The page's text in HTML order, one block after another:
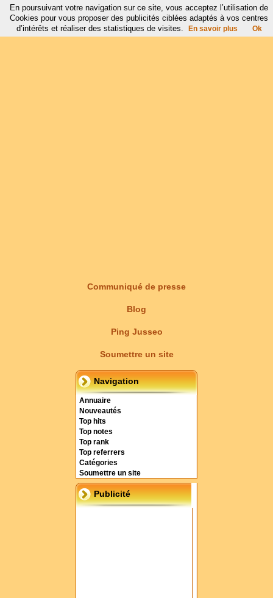
Communiqué de presse
Blog
Ping Jusseo
Soumettre un site
Navigation
Annuaire
Nouveautés
Top hits
Top notes
Top rank
Top referrers
Catégories
Soumettre un site
Publicité
En poursuivant votre navigation sur ce site, vous acceptez l’utilisation de
Cookies pour vous proposer des publicités ciblées adaptés à vos centres
d’intérêts et réaliser des statistiques de visites.
En savoir plus Ok